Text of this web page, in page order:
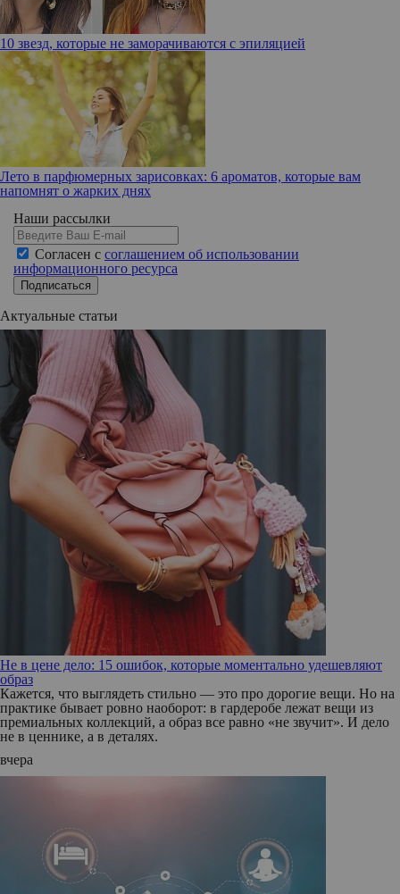
10 звезд, которые не заморачиваются с эпиляцией
Лето в парфюмерных зарисовках: 6 ароматов, которые вам
напомнят о жарких днях
Наши рассылки
Согласен с соглашением об использовании
информационного ресурса
Подписаться
Актуальные статьи
Не в цене дело: 15 ошибок, которые моментально удешевляют
образ
Кажется, что выглядеть стильно — это про дорогие вещи. Но на
практике бывает ровно наоборот: в гардеробе лежат вещи из
премиальных коллекций, а образ все равно «не звучит». И дело
не в ценнике, а в деталях.
вчера